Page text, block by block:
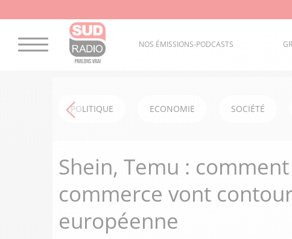
NOS ÉMISSIONS-PODCASTS
POLITIQUE ECONOMIE SOCIÉTÉ
Shein, Temu :
commerce vont
européenne